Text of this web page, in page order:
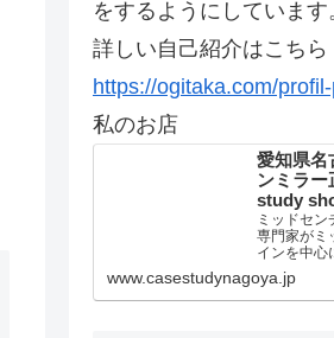
をするようにしています
詳しい自己紹介はこちら
https://ogitaka.com/
私のお店
愛知県名
ンミラ
study
ミッドセ
専門家がミ
インを中心
していま
ロンチェア
は当店が最
www.casestudynagoya.jp